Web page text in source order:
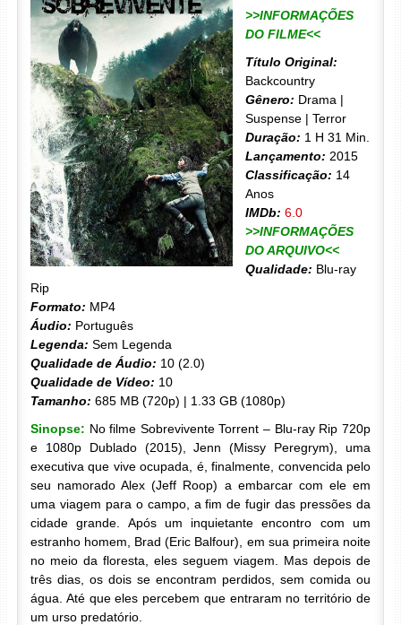
>>INFORMAÇÕES
DO FILME<<
Título Original:
Backcountry
Gênero: Drama |
Suspense | Terror
Duração: 1 H 31 Min.
Lançamento: 2015
Classificação: 14
Anos
IMDb: 6.0
>>INFORMAÇÕES
DO ARQUIVO<<
Qualidade: Blu-ray
Rip
Formato: MP4
Áudio: Português
Legenda: Sem Legenda
Qualidade de Áudio: 10 (2.0)
Qualidade de Vídeo: 10
Tamanho: 685 MB (720p) | 1.33 GB (1080p)
Sinopse: No filme Sobrevivente Torrent – Blu-ray Rip 720p
e 1080p Dublado (2015), Jenn (Missy Peregrym), uma
executiva que vive ocupada, é, finalmente, convencida pelo
seu namorado Alex (Jeff Roop) a embarcar com ele em
uma viagem para o campo, a fim de fugir das pressões da
cidade grande. Após um inquietante encontro com um
estranho homem, Brad (Eric Balfour), em sua primeira noite
no meio da floresta, eles seguem viagem. Mas depois de
três dias, os dois se encontram perdidos, sem comida ou
água. Até que eles percebem que entraram no território de
um urso predatório.